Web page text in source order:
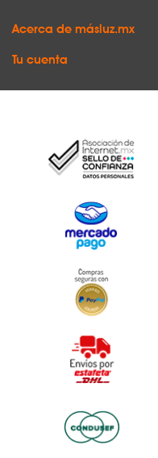
Acerca de másluz.mx
Tu cuenta